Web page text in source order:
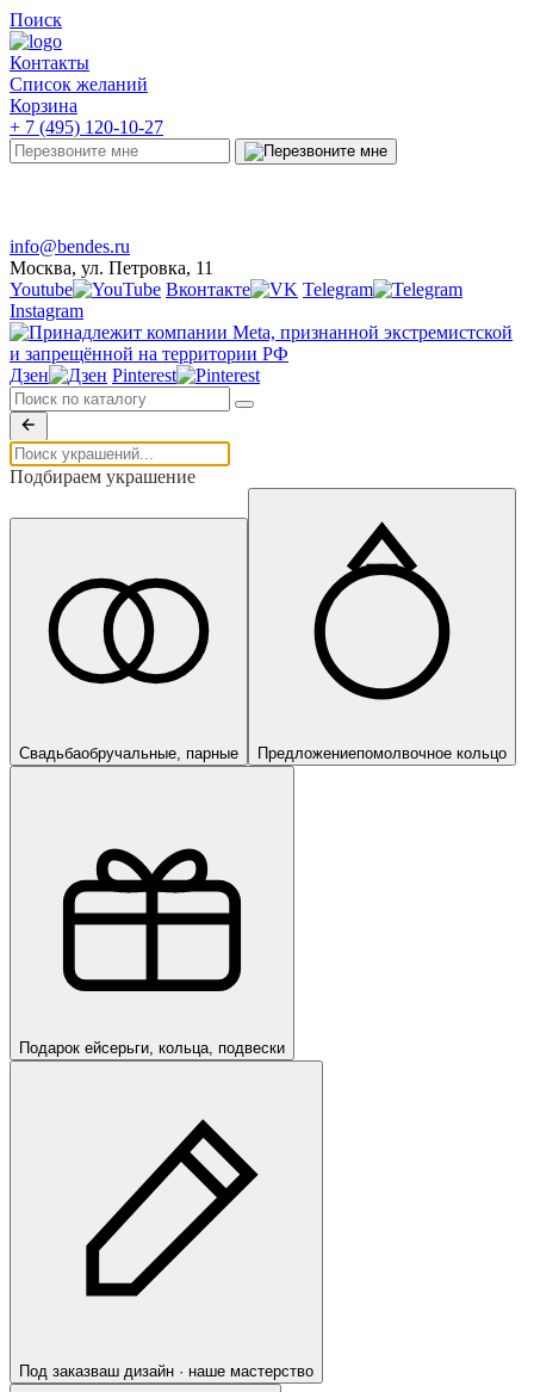
Поиск
Контакты
Список желаний
Корзина
+ 7 (495) 120-10-27
info@bendes.ru
Москва, ул. Петровка, 11
Youtube
Вконтакте
Telegram
Instagram
Дзен Pinterest
Подбираем украшение
Свадьбаобручальные, парные Предложениепомолвочное кольцо
Подарок ейсерьги, кольца, подвески
Под заказваш дизайн · наше мастерство